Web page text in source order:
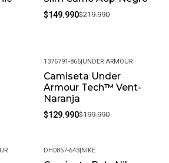
$149.990$219.990
-35%
1376791-866|UNDER ARMOUR
Camiseta Under
Armour Tech™ Vent-
Naranja
$129.990$199.990
DH0857-643|NIKE